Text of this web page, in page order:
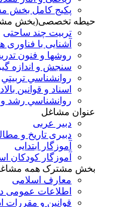
پکیج کامل بخش
حیطه تخصصی(بخش
تربیت چند ساحتی
آشنایی با
روشها و فنون
سنجش و اندازه
روانشناسي تربيتي
اسناد و قوانين
روانشناسي رشد و
عنوان مشاغل
دبير عربی
دبیری تاریخ و
آموزگار ابتدایی
آموزگار کودکان
بخش مشترک همه
معارف اسلامی
اطلاعات عمومی
قوانین و مقررات